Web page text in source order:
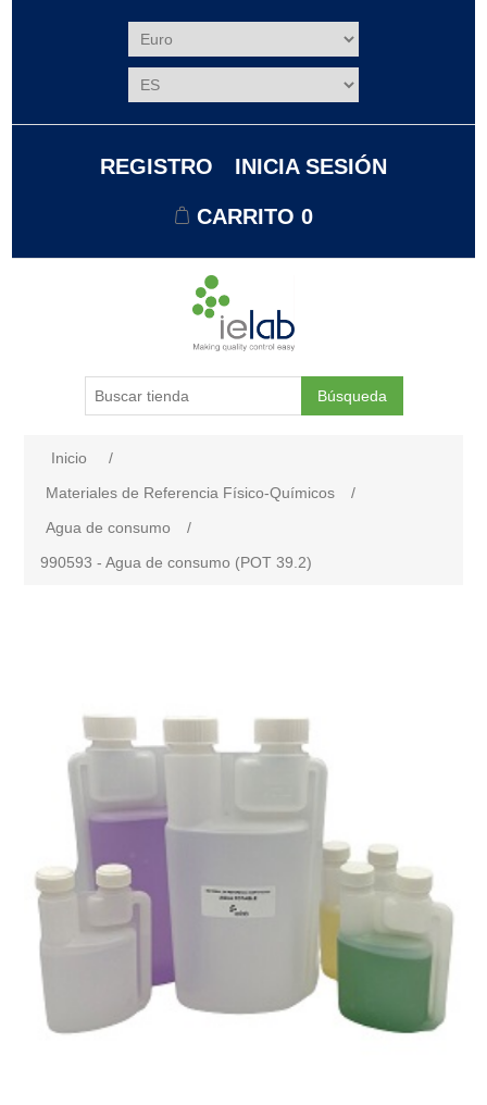
REGISTRO INICIA SESIÓN
CARRITO 0
Búsqueda
Inicio
/
Materiales de Referencia Físico-Químicos
/
Agua de consumo
/
990593 - Agua de consumo (POT 39.2)